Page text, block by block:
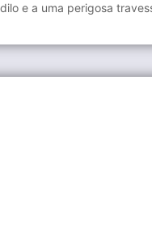
e a uma perigosa